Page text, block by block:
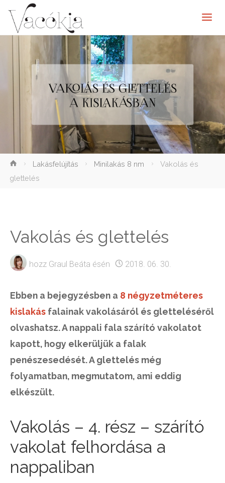
elenítése
Lakásfelújítás Minilakás 8 nm
Vakolás és
glettelés
Vakolás és glettelés
hozz Graul Beáta ésén 2018. 06. 30.
Ebben a bejegyzésben a 8 négyzetméteres
kislakás falainak vakolásáról és gletteléséről
olvashatsz. A nappali fala szárító vakolatot
kapott, hogy elkerüljük a falak
penészesedését. A glettelés még
folyamatban, megmutatom, ami eddig
elkészült.
Vakolás – 4. rész – szárító
vakolat felhordása a
nappaliban